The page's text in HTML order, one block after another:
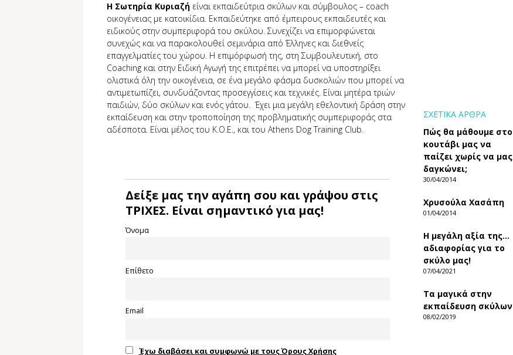
Η Σωτηρία Κυριαζή είναι εκπαιδεύτρια σκύλων και σύμβουλος – coach
οικογένειας με κατοικίδια. Εκπαιδεύτηκε από έμπειρους εκπαιδευτές και
ειδικούς στην συμπεριφορά του σκύλου. Συνεχίζει να επιμορφώνεται
συνεχώς και να παρακολουθεί σεμινάρια από Έλληνες και διεθνείς
επαγγελματίες του χώρου. Η επιμόρφωσή της, στη Συμβουλευτική, στο
Coaching και στην Ειδική Αγωγή της επιτρέπει να μπορεί να υποστηρίξει
ολιστικά όλη την οικογένεια, σε ένα μεγάλο φάσμα δυσκολιών που μπορεί να
αντιμετωπίζει, συνδυάζοντας προσεγγίσεις και τεχνικές. Είναι μητέρα τριών
παιδιών, δύο σκύλων και ενός γάτου. Έχει μια μεγάλη εθελοντική δράση στην
εκπαίδευση και στην τροποποίηση της προβληματικής συμπεριφοράς στα
αδέσποτα. Είναι μέλος του Κ.Ο.Ε., και του Αthens Dog Training Club.
Δείξε μας την αγάπη σου και γράψου στις
ΤΡΙΧΕΣ. Είναι σημαντικό για μας!
Όνομα
Επίθετο
Email
Έχω διαβάσει και συμφωνώ με τους Όρους Χρήσης
ΣΧΕΤΙΚΑ ΑΡΘΡΑ
Πώς θα μάθουμε στο
κουτάβι μας να
παίζει χωρίς να μας
δαγκώνει;
30/04/2014
Χρυσούλα Χασάπη
01/04/2014
Η μεγάλη αξία της…
αδιαφορίας για το
σκύλο μας!
07/04/2021
Τα μαγικά στην
εκπαίδευση σκύλων
08/02/2019